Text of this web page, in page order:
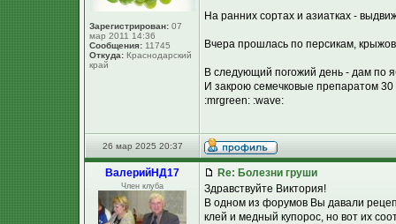
Зарегистрирован: 07
мар 2011 14:36
Сообщения: 11745
Откуда: Краснодарский
край
На ранних сортах и азиатках -
Вчера прошлась по персикам,
В следующий погожий день - дам по
И закрою семечковые препаратом
:mrgreen: :wave:
26 мар 2025 20:37
ВалерийНД17
Член клуба
Re: Болезни груши
Здравствуйте Виктория!
В одном из форумов Вы давали
клей и медный купорос, но вот их